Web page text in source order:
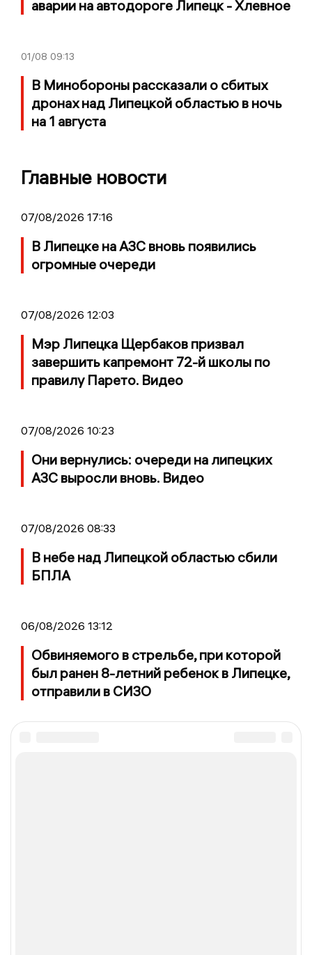
аварии на автодороге Липецк - Хлевное
01/08 09:13
В Минобороны рассказали о сбитых
дронах над Липецкой областью в ночь
на 1 августа
Главные новости
07/08/2026 17:16
В Липецке на АЗС вновь появились
огромные очереди
07/08/2026 12:03
Мэр Липецка Щербаков призвал
завершить капремонт 72-й школы по
правилу Парето. Видео
07/08/2026 10:23
Они вернулись: очереди на липецких
АЗС выросли вновь. Видео
07/08/2026 08:33
В небе над Липецкой областью сбили
БПЛА
06/08/2026 13:12
Обвиняемого в стрельбе, при которой
был ранен 8-летний ребенок в Липецке,
отправили в СИЗО